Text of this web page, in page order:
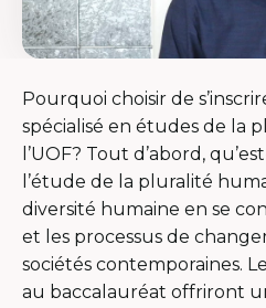
Pourquoi choisir de
spécialisé en études de la
l’UOF? Tout d’abord,
l’étude de la pluralité
diversité humaine en se
et les processus de
sociétés contemporaines.
au baccalauréat offriront